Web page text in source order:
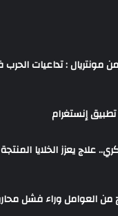
من مونتريال : تداعيات
إنستغرام
علاج يعزز الخلايا
من العوامل وراء فشل